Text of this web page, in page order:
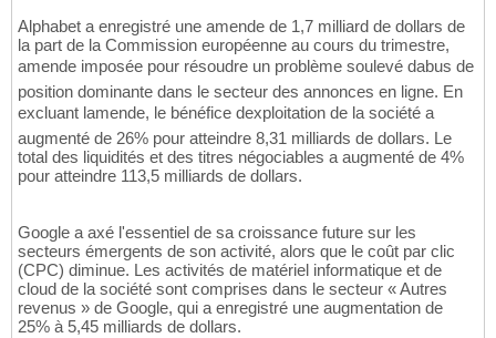
Alphabet a enregistré une amende de 1,7 milliard de dollars de
la part de la Commission européenne au cours du trimestre,
amende imposée pour résoudre un problème soulevé dabus de
position dominante dans le secteur des annonces en ligne. En
excluant lamende, le bénéfice dexploitation de la société a
augmenté de 26% pour atteindre 8,31 milliards de dollars. Le
total des liquidités et des titres négociables a augmenté de 4%
pour atteindre 113,5 milliards de dollars.
Google a axé l'essentiel de sa croissance future sur les
secteurs émergents de son activité, alors que le coût par clic
(CPC) diminue. Les activités de matériel informatique et de
cloud de la société sont comprises dans le secteur « Autres
revenus » de Google, qui a enregistré une augmentation de
25% à 5,45 milliards de dollars.